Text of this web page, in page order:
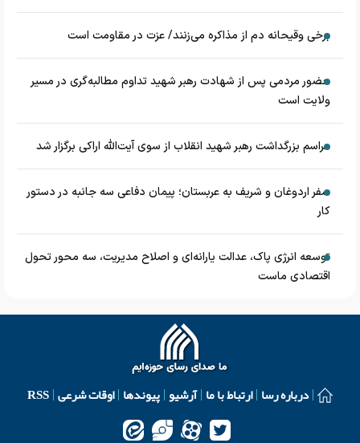
برخی وقیحانه دم از مذاکره می‌زنند/ عزت در مقاومت است
حضور مردمی پس از شهادت رهبر شهید تداوم مطالبه‌گری در مسیر
ولایت است
مراسم بزرگداشت رهبر شهید انقلاب از سوی آیت‌الله اراکی برگزار شد
سفر اردوغان و شریف به عربستان؛ پیمان دفاعی سه جانبه در دستور
کار
توسعه انرژی پاک، عدالت یارانه‌ای و اصلاح مدیریت، سه محور تحول
اقتصادی ماست
درباره رسا ارتباط با ما آرشیو پیوندها اوقات شرعی RSS